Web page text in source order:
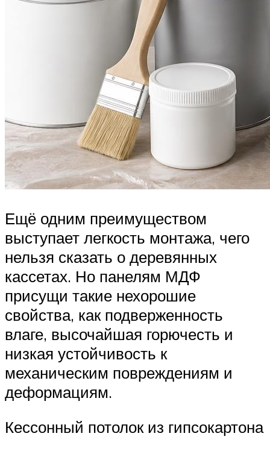
Ещё одним преимуществом
выступает легкость монтажа, чего
нельзя сказать о деревянных
кассетах. Но панелям МДФ
присущи такие нехорошие
свойства, как подверженность
влаге, высочайшая горючесть и
низкая устойчивость к
механическим повреждениям и
деформациям.
Кессонный потолок из гипсокартона